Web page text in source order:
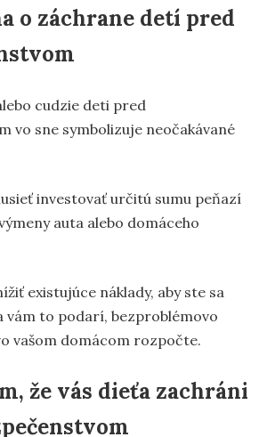
o záchrane detí pred
cudzie deti pred
vo sne symbolizuje neočakávané
investovať určitú sumu peňazí
auta alebo domáceho
existujúce náklady, aby ste sa
vám to podarí, bezproblémovo
vašom domácom rozpočte.
že vás dieťa zachráni